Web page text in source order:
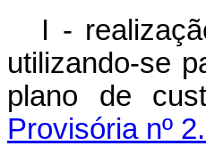
I -
utilizando-se
plano de
Provisória nº